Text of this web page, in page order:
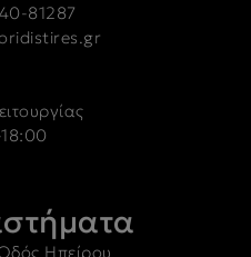
81287
Ηπείρου